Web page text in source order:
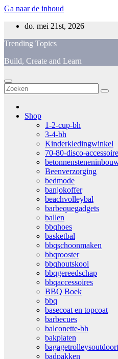
Ga naar de inhoud
do. mei 21st, 2026
Trending Topics
Build, Create and Learn
Shop
1-2-cup-bh
3-4-bh
Kinderkledingwinkel
70-80-disco-
Beenverzorging
bedmode
banjokoffer
beachvolleybal
barbequegadgets
ballen
bbqhoes
basketbal
bbqschoonmaken
bbqrooster
bbqhoutskool
bbqgereedschap
bbqaccessoires
BBQ Boek
bbq
basecoat en topcoat
barbecues
balconette-bh
bakplaten
badpakken